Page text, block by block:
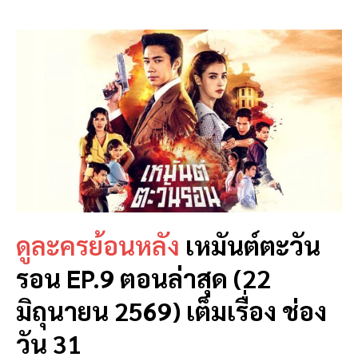
ดูละครย้อนหลัง เหมันต์ตะวัน
รอน EP.9 ตอนล่าสุด (22
มิถุนายน 2569) เต็มเรื่อง ช่อง
วัน 31